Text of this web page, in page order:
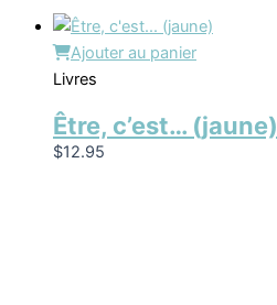
Ajouter au panier
Livres
Être, c’est… (jaune)
$12.95